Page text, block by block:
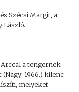
Szécsi Margit, a
László.
Arccal a tengernek
1966.) kilenc
melyeket